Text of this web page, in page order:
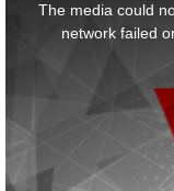
The media could
network failed